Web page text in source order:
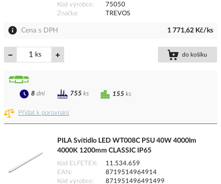
Kód výrobce
75050
Značka
TREVOS
Cena s DPH 1 771,62 Kč/ks
ks do košíku
Přidat k porovnání
155 ks
8 dní 755 ks
PILA Svítidlo LED WT008C PSU 40W 4000lm
4000K 1200mm CLASSIC IP65
Kód ELFETEX
11.534.659
EAN
8719514964914
Kód výrobce
871951496491499